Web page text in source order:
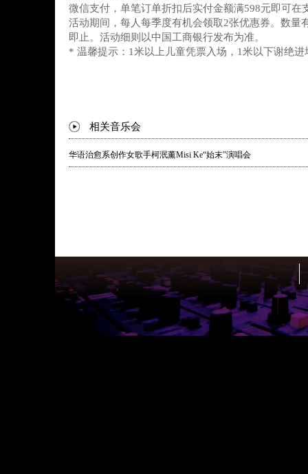
微信支付，单笔订单折扣后实付金额满598元即可在
活动期间，每人每季度有机会领取2张优惠券。数量
即止。活动细则以中国工商银行发布为准。
* 温馨提示：1米以上儿童凭票入场，1米以下谢绝进
相关音乐会
华语治愈系创作女歌手柯泯薰Misi Ke“始末”演唱会